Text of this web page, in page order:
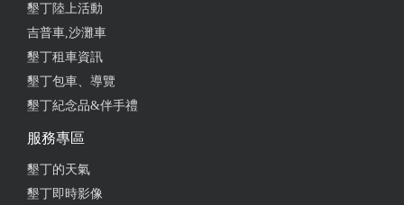
墾丁陸上活動
吉普車,沙灘車
墾丁租車資訊
墾丁包車、導覽
墾丁紀念品&伴手禮
服務專區
墾丁的天氣
墾丁即時影像